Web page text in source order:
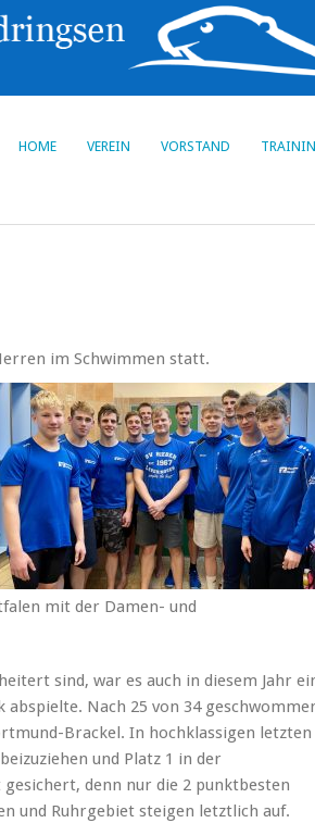
HOME VEREIN VORSTAND
im Schwimmen statt.
mit der Damen- und
sind, war es auch in diesem Jahr
Nach 25 von 34
Brackel. In hochklassigen letzten
und Platz 1 in der
denn nur die 2 punktbesten
und Ruhrgebiet steigen letztlich auf.